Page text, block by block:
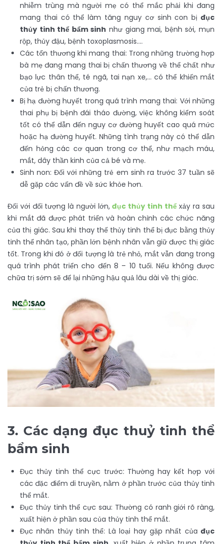
nhiễm trùng mà người mẹ có thể mắc phải khi đang
mang thai có thể làm tăng nguy cơ sinh con bị đục
thủy tinh thể bẩm sinh như giang mai, bệnh sởi, mụn
rộp, thủy đậu, bệnh toxoplasmosis….
Các tổn thương khi mang thai: Trong những trường hợp
bà mẹ đang mang thai bị chấn thương về thể chất như
bạo lực thân thể, té ngã, tai nạn xe,… có thể khiến mắt
của trẻ bị chấn thương.
Bị hạ đường huyết trong quá trình mang thai: Với những
thai phụ bị bệnh đái tháo đường, việc không kiểm soát
tốt có thể dẫn đến nguy cơ đường huyết cao quá mức
hoặc hạ đường huyết. Những tình trạng này có thể dẫn
đến hỏng các cơ quan trong cơ thể, như mạch máu,
mắt, dây thần kinh của cả bé và mẹ.
Sinh non: Đối với những trẻ em sinh ra trước 37 tuần sẽ
dễ gặp các vấn đề về sức khỏe hơn.
Đối với đối tượng là người lớn,đục thủy tinh thểxảy ra sau
khi mắt đã được phát triển và hoàn chỉnh các chức năng
của thị giác. Sau khi thay thế thủy tinh thể bị đục bằng thủy
tinh thể nhân tạo, phần lớn bệnh nhân vẫn giữ được thị giác
tốt. Trong khi đó ở đối tượng là trẻ nhỏ, mắt vẫn đang trong
quá trình phát triển cho đến 8 – 10 tuổi. Nếu không được
chữa trị sớm sẽ để lại những hậu quả lâu dài về thị giác.
3. Các dạng đục thuỷ tinh thể
bẩm sinh
Đục thủy tinh thể cực trước: Thường hay kết hợp với
các đặc điểm di truyền, nằm ở phần trước của thủy tinh
thể mắt.
Đục thủy tinh thể cực sau: Thường có ranh giới rõ ràng,
xuất hiện ở phần sau của thủy tinh thể mắt.
Đục nhân thủy tinh thể: Là loại hay gặp nhất của đục